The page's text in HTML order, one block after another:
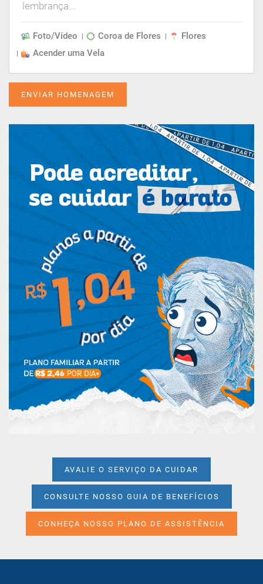
Foto/Vídeo Coroa de Flores
Flores
Acender uma Vela
ENVIAR HOMENAGEM
AVALIE O SERVIÇO DA CUIDAR
CONSULTE NOSSO GUIA DE BENEFÍCIOS
CONHEÇA NOSSO PLANO DE ASSISTÊNCIA